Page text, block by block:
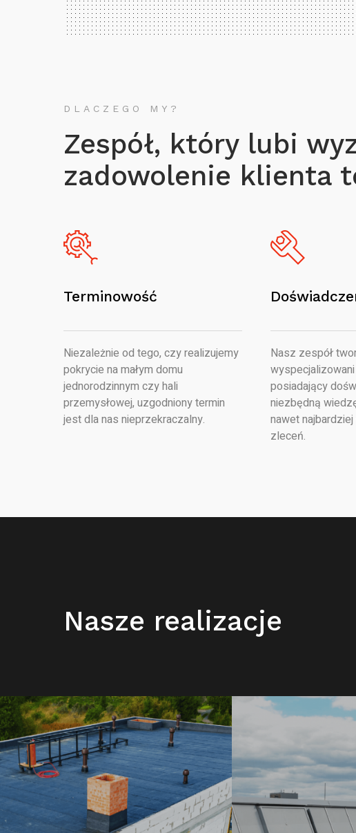
DLACZEGO MY?
Zespół, który lubi
zadowolenie klienta
Terminowość
Niezależnie od tego, czy realizujemy
pokrycie na małym domu
jednorodzinnym czy hali
przemysłowej, uzgodniony termin
jest dla nas nieprzekraczalny.
Nasz zespół
posiadający
niezbędną
nawet
zleceń.
Nasze realizacje